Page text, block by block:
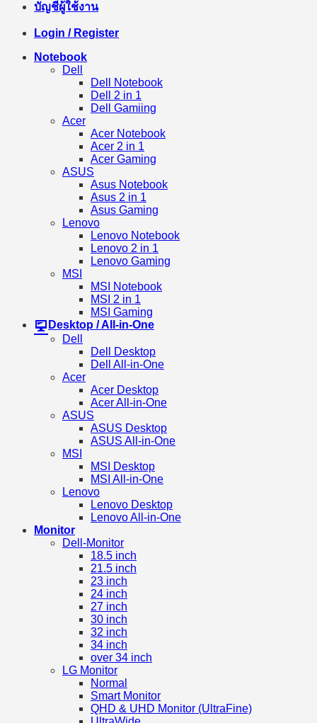
บัญชีผู้ใช้งาน
Login / Register
Notebook
Dell
Dell Notebook
Dell 2 in 1
Dell Gamiing
Acer
Acer Notebook
Acer 2 in 1
Acer Gaming
ASUS
Asus Notebook
Asus 2 in 1
Asus Gaming
Lenovo
Lenovo Notebook
Lenovo 2 in 1
Lenovo Gaming
MSI
MSI Notebook
MSI 2 in 1
MSI Gaming
Desktop / All-in-One
Dell
Dell Desktop
Dell All-in-One
Acer
Acer Desktop
Acer All-in-One
ASUS
ASUS Desktop
ASUS All-in-One
MSI
MSI Desktop
MSI All-in-One
Lenovo
Lenovo Desktop
Lenovo All-in-One
Monitor
Dell-Monitor
18.5 inch
21.5 inch
23 inch
24 inch
27 inch
30 inch
32 inch
34 inch
over 34 inch
LG Monitor
Normal
Smart Monitor
QHD & UHD Monitor (UltraFine)